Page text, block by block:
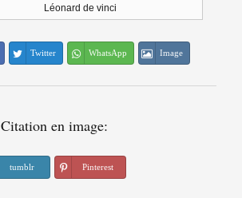
Léonard de vinci
Twitter WhatsApp Image
Citation en image:
tumblr Pinterest